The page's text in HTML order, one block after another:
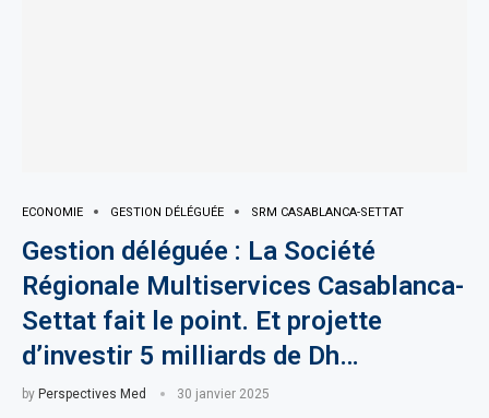
ECONOMIE GESTION DÉLÉGUÉE SRM CASABLANCA-SETTAT
Gestion déléguée : La Société
Régionale Multiservices Casablanca-
Settat fait le point. Et projette
d’investir 5 milliards de Dh…
by Perspectives Med 30 janvier 2025